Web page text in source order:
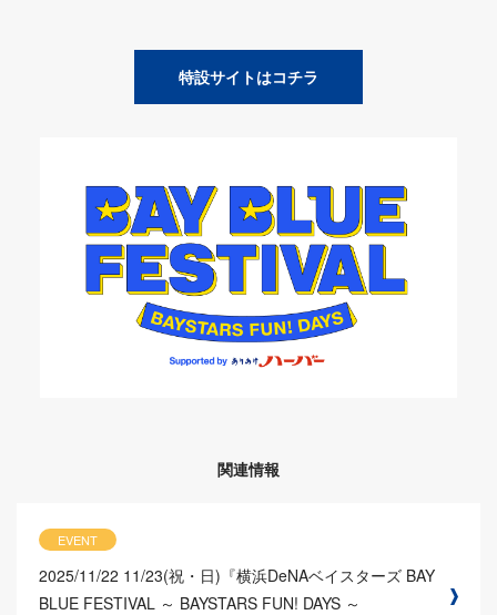
特設サイトはコチラ
関連情報
EVENT
2025/11/22 11/23(祝・日)『横浜DeNAベイスターズ BAY
BLUE FESTIVAL ～ BAYSTARS FUN! DAYS ～